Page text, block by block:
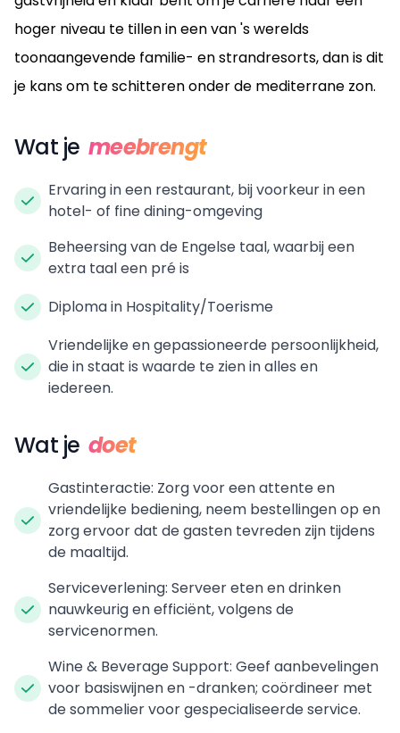
hoger niveau te tillen in een van 's werelds
toonaangevende familie- en strandresorts, dan is dit
je kans om te schitteren onder de mediterrane zon.
Wat je meebrengt
Ervaring in een restaurant, bij voorkeur in een
hotel- of fine dining-omgeving
Beheersing van de Engelse taal, waarbij een
extra taal een pré is
Diploma in Hospitality/Toerisme
Vriendelijke en gepassioneerde persoonlijkheid,
die in staat is waarde te zien in alles en
iedereen.
Wat je doet
Gastinteractie: Zorg voor een attente en
vriendelijke bediening, neem bestellingen op en
zorg ervoor dat de gasten tevreden zijn tijdens
de maaltijd.
Serviceverlening: Serveer eten en drinken
nauwkeurig en efficiënt, volgens de
servicenormen.
Wine & Beverage Support: Geef aanbevelingen
voor basiswijnen en -dranken; coördineer met
de sommelier voor gespecialiseerde service.